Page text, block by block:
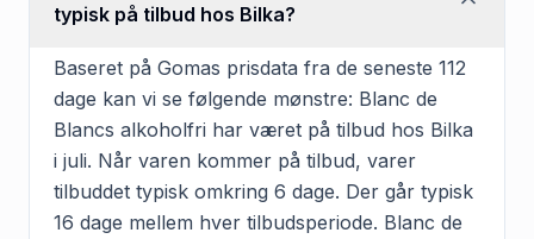
typisk på tilbud hos Bilka?
Baseret på Gomas prisdata fra de seneste 112
dage kan vi se følgende mønstre: Blanc de
Blancs alkoholfri har været på tilbud hos Bilka
i juli. Når varen kommer på tilbud, varer
tilbuddet typisk omkring 6 dage. Der går typisk
16 dage mellem hver tilbudsperiode. Blanc de